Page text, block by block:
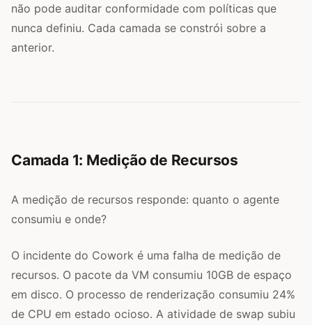
não pode auditar conformidade com políticas que
nunca definiu. Cada camada se constrói sobre a
anterior.
Camada 1: Medição de Recursos
A medição de recursos responde: quanto o agente
consumiu e onde?
O incidente do Cowork é uma falha de medição de
recursos. O pacote da VM consumiu 10GB de espaço
em disco. O processo de renderização consumiu 24%
de CPU em estado ocioso. A atividade de swap subiu